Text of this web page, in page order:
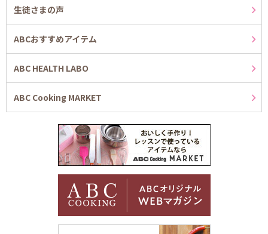
生徒さまの声
ABCおすすめアイテム
ABC HEALTH LABO
ABC Cooking MARKET